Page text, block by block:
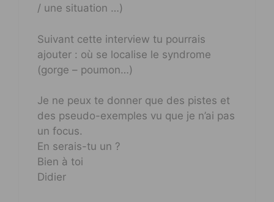
/ une situation …)
Suivant cette interview tu pourrais
ajouter : où se localise le syndrome
(gorge – poumon…)
Je ne peux te donner que des pistes et
des pseudo-exemples vu que je n’ai pas
un focus.
En serais-tu un ?
Bien à toi
Didier